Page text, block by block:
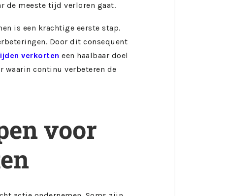
de meeste tijd verloren gaat.
is een krachtige eerste stap.
Door dit consequent
verkorten een haalbaar doel
waarin continu verbeteren de
voor